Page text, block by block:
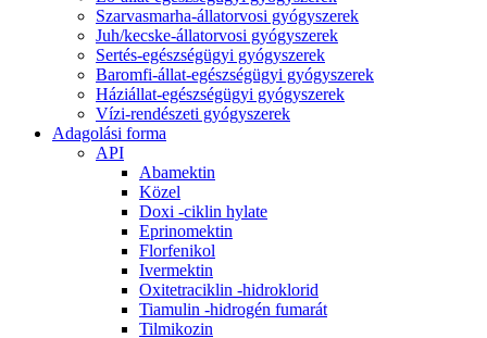
Szarvasmarha-állatorvosi gyógyszerek
Juh/kecske-állatorvosi gyógyszerek
Sertés-egészségügyi gyógyszerek
Baromfi-állat-egészségügyi gyógyszerek
Háziállat-egészségügyi gyógyszerek
Vízi-rendészeti gyógyszerek
Adagolási forma
API
Abamektin
Közel
Doxi -ciklin hylate
Eprinomektin
Florfenikol
Ivermektin
Oxitetraciklin -hidroklorid
Tiamulin -hidrogén fumarát
Tilmikozin